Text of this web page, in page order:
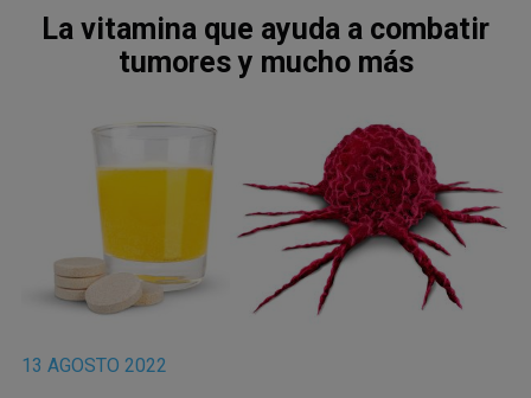
La vitamina que ayuda a combatir
tumores y mucho más
13 AGOSTO 2022